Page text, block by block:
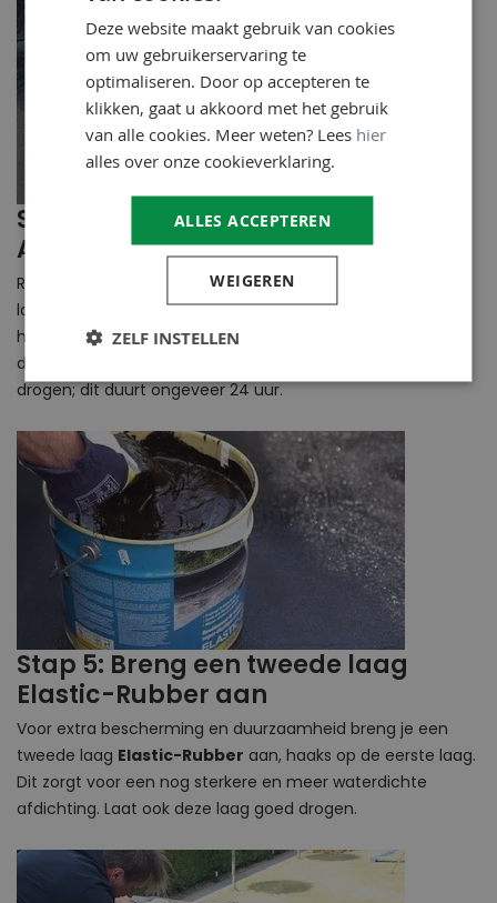
Stap 4: Breng de eerste laag
Aquaplan Elastic-Rubber aan
Roer de
goed door en breng de eerste
laag aan met een roller of een borstel. Zorg ervoor dat je
het product gelijkmatig verspreidt en dat alle naden en
details goed bedekt zijn. Laat de eerste laag volledig
drogen; dit duurt ongeveer 24 uur.
Stap 5: Breng een tweede laag
Elastic-Rubber aan
Voor extra bescherming en duurzaamheid breng je een
tweede laag Elastic-Rubber aan, haaks op de eerste laag.
Dit zorgt voor een nog sterkere en meer waterdichte
afdichting. Laat ook deze laag goed drogen.
Deze website maakt gebruik van cookies
om uw gebruikerservaring te
optimaliseren. Door op accepteren te
klikken, gaat u akkoord met het gebruik
van alle cookies. Meer weten? Lees hier
alles over onze cookieverklaring.
ALLES ACCEPTEREN
WEIGEREN
ZELF INSTELLEN